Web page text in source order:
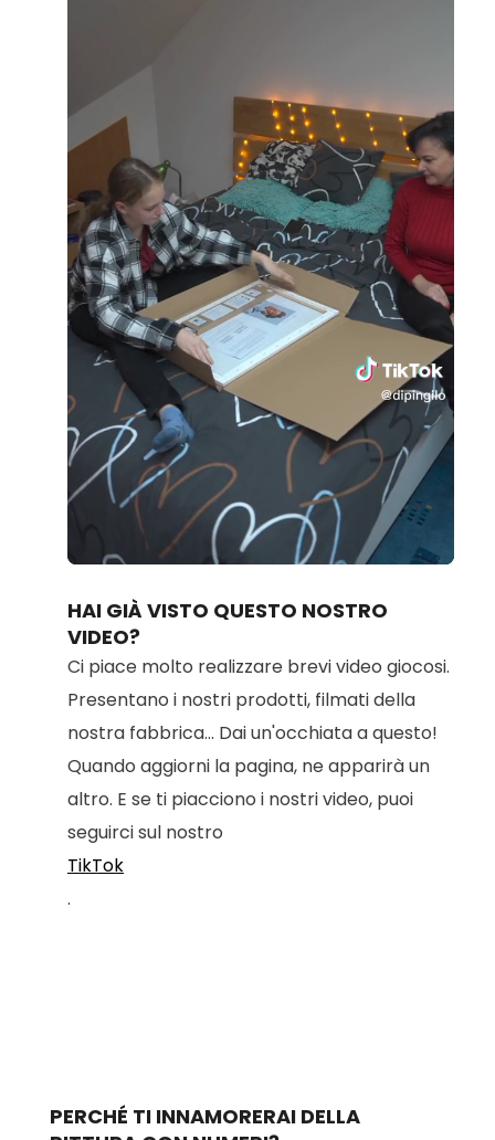
Unmute Loaded
HAI GIÀ VISTO QUESTO NOSTRO
VIDEO?
Ci piace molto realizzare brevi video giocosi.
Presentano i nostri prodotti, filmati della
nostra fabbrica... Dai un'occhiata a questo!
Quando aggiorni la pagina, ne apparirà un
altro. E se ti piacciono i nostri video, puoi
seguirci sul nostro
TikTok
.
PERCHÉ TI INNAMORERAI DELLA